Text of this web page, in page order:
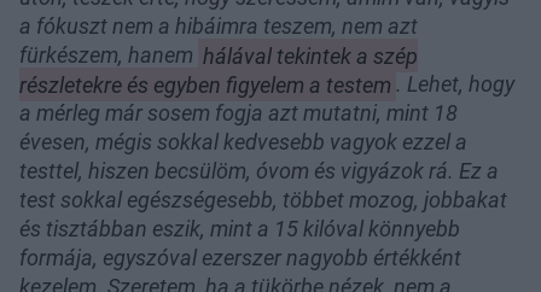
a fókuszt nem a hibáimra teszem, nem azt
fürkészem, hanem hálával tekintek a szép
részletekre és egyben figyelem a testem . Lehet, hogy
a mérleg már sosem fogja azt mutatni, mint 18
évesen, mégis sokkal kedvesebb vagyok ezzel a
testtel, hiszen becsülöm, óvom és vigyázok rá. Ez a
test sokkal egészségesebb, többet mozog, jobbakat
és tisztábban eszik, mint a 15 kilóval könnyebb
formája, egyszóval ezerszer nagyobb értékként